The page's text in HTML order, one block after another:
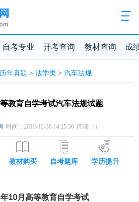
自考专业 开考查询 教材查询 成
历年真题 > 法学类> 汽车法规
教育自学考试汽车法规试题
时间：2019-12-30 14:25:50 阅读（ ）
教材购买 自考题库 学历提升
10月高等教育自学考试